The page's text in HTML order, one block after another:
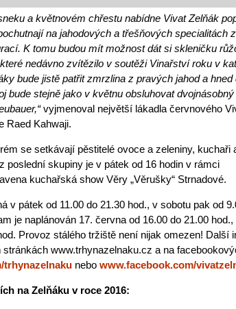
a květnovém chřestu nabídne Vivat Zelňák
na jahodových a třešňových specialitách z
K tomu budou mít možnost dát si skleničku
nedávno zvítězilo v soutěži Vinařství roku v
bude jistě patřit zmrzlina z pravých jahod a hned
bude stejně jako v květnu obsluhovat
vyjmenoval největší lákadla červnového
Raed Kahwaji.
se setkávají pěstitelé ovoce a zeleniny, kuchaři
poslední skupiny je v pátek od 16 hodin v rámci
kuchařská show Věry „Věrušky“ Strnadové.
v pátek od 11.00 do 21.30 hod., v sobotu pak od
je naplánován 17. června od 16.00 do 21.00 hod.,
Provoz stálého tržiště není nijak omezen! Další
www.trhynazelnaku.cz a na
trhynazelnaku nebo www.facebook.com/
na Zelňáku v roce 2016: